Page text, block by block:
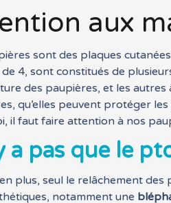
aux
sont des plaques
4, sont constitués de
des paupières, et les autres
qu’elles peuvent protéger
il faut faire attention à nos
a pas que le
plus, seul le relâchement
notamment une